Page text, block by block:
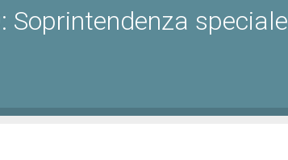
Soprintendenza speciale